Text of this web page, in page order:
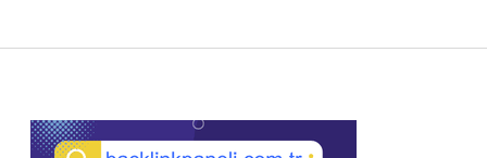
Sidebar